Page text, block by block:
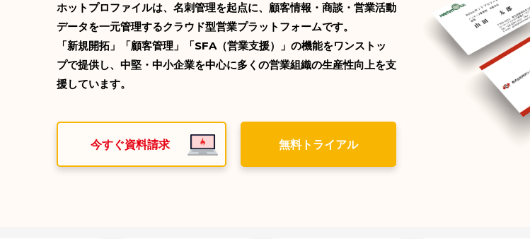
営業支援
お客さまカルテ
オンライン名刺交換
データクレンジング/名寄せ
予実管理
地図連携
チェックイン/アウト
ターゲティングメール配信
セミナー管理
ホットプロファイルは、名刺管理を起点に、顧客情報・商談・営業活動
データを一元管理するクラウド型営業プラットフォームです。
「新規開拓」「顧客管理」「SFA（営業支援）」の機能をワンストッ
プで提供し、中堅・中小企業を中心に多くの営業組織の生産性向上を支
援しています。
今すぐ資料請求 無料トライアル